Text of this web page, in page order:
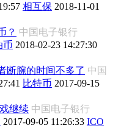
相互保 2018-11-01
？ 中国电子银行
币 2018-02-23 14:27:30
断腕的时间不多了 中国
比特币 2017-09-15
继续 中国电子银行
2017-09-05 11:26:33 ICO